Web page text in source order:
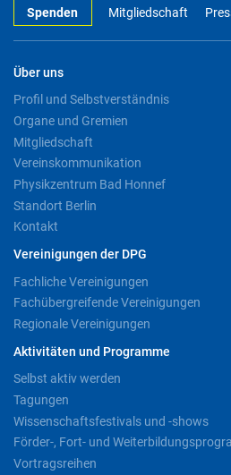
Spenden Mitgliedschaft
Über uns
Profil und Selbstverständnis
Organe und Gremien
Mitgliedschaft
Vereinskommunikation
Physikzentrum Bad Honnef
Standort Berlin
Kontakt
Vereinigungen der DPG
Fachliche Vereinigungen
Fachübergreifende Vereinigungen
Regionale Vereinigungen
Aktivitäten und Programme
Selbst aktiv werden
Tagungen
Wissenschaftsfestivals und -shows
Förder-, Fort- und
Vortragsreihen